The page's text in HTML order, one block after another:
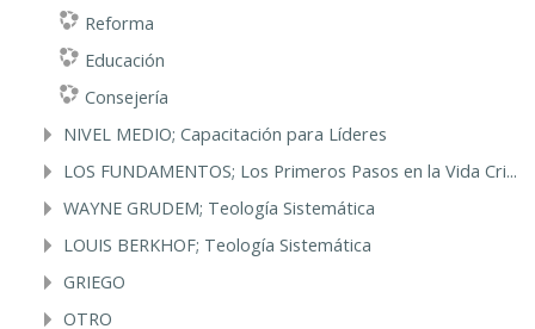
Reforma
Educación
Consejería
NIVEL MEDIO; Capacitación para Líderes
LOS FUNDAMENTOS; Los Primeros Pasos en la Vida Cri...
WAYNE GRUDEM; Teología Sistemática
LOUIS BERKHOF; Teología Sistemática
GRIEGO
OTRO